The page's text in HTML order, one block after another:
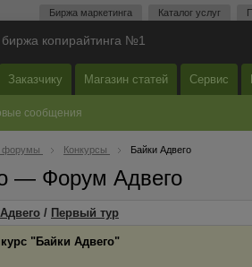
Биржа маркетинга Каталог услуг
биржа копирайтинга №1
Заказчику Магазин статей Сервис
сообщения
форумы Конкурсы Байки Адвего
— Форум Адвего
/ Первый тур
"Байки Адвего"